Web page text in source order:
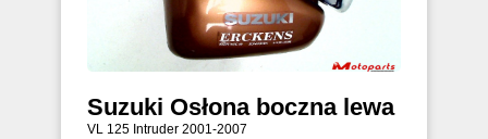
Suzuki Osłona boczna lewa
VL 125 Intruder 2001-2007